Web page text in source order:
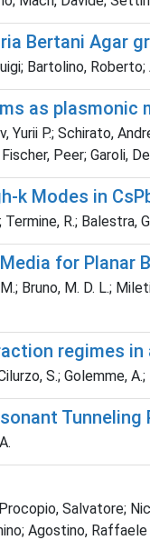
Bertani Agar
Bartolino,
as plasmonic
Yurii P.; Schirato,
Peer; Garoli,
k Modes in
R.; Balestra,
for Planar
Bruno, M. D. L.;
regimes
S.; Golemme,
Salvatore;
Agostino, Raffaele